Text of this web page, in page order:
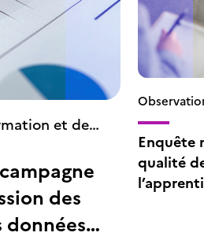
et de
des
Enquête
qualité